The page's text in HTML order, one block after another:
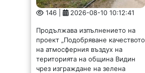
146 | 2026-08-10 10:12:41
Продължава изпълнението на
проект „Подобряване качеството
на атмосферния въздух на
територията на община Видин
чрез изграждане на зелена